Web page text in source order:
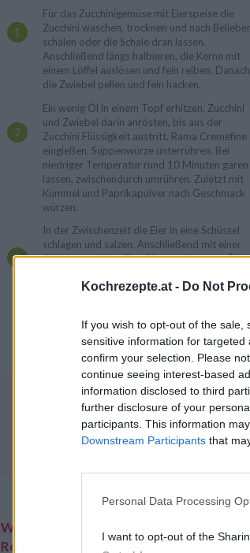
Kochrezepte.at - Do Not
If you wish to opt-out of the
sensitive information for
confirm your selection. Please
continue seeing interest-based
information disclosed to third
further disclosure of your
participants. This information
Downstream Participants that
Personal Data Processing
I want to opt-out of the
Für das Zucchinigemüse mit Eierspeise die
Zucchini waschen, trocknen und nach
schälen oder die Schale dran lassen.
Anschließend längs halbieren, die Kerne mit
einem Löffel auslösen und fein reiben. Danach
die Zwiebel pellen und fein hacken.
Ein wenig Öl in einem Topf erhitzen, Zucchini
und Zwiebel darin anrösten, bis aus der
Zucchini Flüssigkeit austritt. Rama Cremefine
eingießen, Suppenwürze unterrühren. Bei
niedriger Temperatur rund 10 Minuten garen
lassen, zwischendurch umrühren. Zuletzt mit
Kümmel und Paprikapulver nach Geschmack
würzen.
In der Zwischenzeit die Eier in eine Schüssel
schlagen und salzen. Anschließend mit einer
Gabel verquirlen. Eine Pfanne mit etwas Öl
lassen. Mit einem Pfannenwender die
Eiermasse stockt. Mit dem Zucchinigemüse
vorgewärmten Tellern anrichten und
Das Zucchinigemüse mit Eierspeise kann man
nach Belieben anders zubereiten, zum Beispiel
Kürbis anstelle der Zucchini verwenden oder die
Eierspeise durch Petersilienkartoffeln, Würstel
Weitere interessante
Rezeptsammlungen